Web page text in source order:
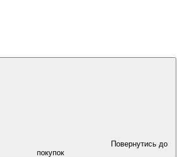
Повернутись до
покупок